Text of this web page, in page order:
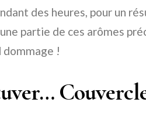
des heures, pour un
partie de ces arômes
dommage !